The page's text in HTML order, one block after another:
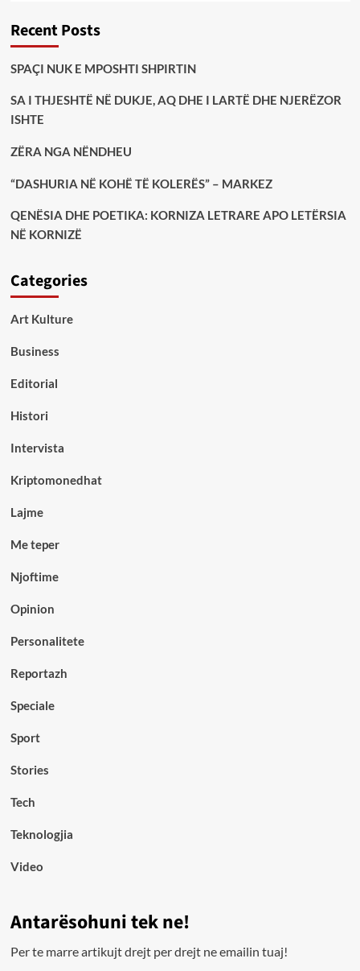
Recent Posts
SPAÇI NUK E MPOSHTI SHPIRTIN
SA I THJESHTË NË DUKJE, AQ DHE I LARTË DHE NJERËZOR
ISHTE
ZËRA NGA NËNDHEU
“DASHURIA NË KOHË TË KOLERËS” – MARKEZ
QENËSIA DHE POETIKA: KORNIZA LETRARE APO LETËRSIA
NË KORNIZË
Categories
Art Kulture
Business
Editorial
Histori
Intervista
Kriptomonedhat
Lajme
Me teper
Njoftime
Opinion
Personalitete
Reportazh
Speciale
Sport
Stories
Tech
Teknologjia
Video
Antarësohuni tek ne!
Per te marre artikujt drejt per drejt ne emailin tuaj!